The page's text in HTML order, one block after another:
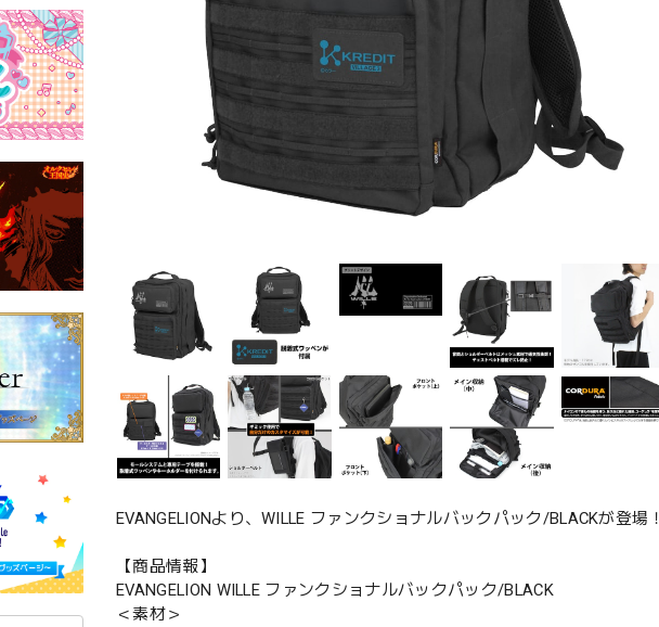
EVANGELIONより、WILLE ファンクショナルバックパック/BLACKが登場！
【商品情報】
EVANGELION WILLE ファンクショナルバックパック/BLACK
＜素材＞